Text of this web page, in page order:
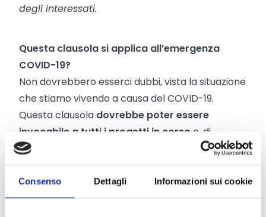
Consenso Dettagli Informazioni sui cookie
degli interessati.
Questa clausola si applica all’emergenza
COVID-19?
Non dovrebbero esserci dubbi, vista la situazione
che stiamo vivendo a causa del COVID-19.
Questa clausola dovrebbe poter essere
invocabile a tutti i progetti in corso e, di
conseguenza, tutte le spese sostenute per
l’organizzazione eventi da riprogrammare o di
trasferte da cancellare dovrebbero poter
essere rendicontate nel progetto, oltre a tutti gli